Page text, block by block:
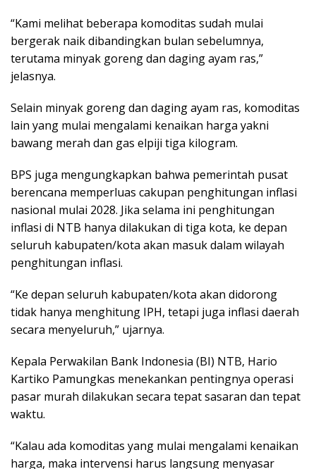
“Kami melihat beberapa komoditas sudah mulai
bergerak naik dibandingkan bulan sebelumnya,
terutama minyak goreng dan daging ayam ras,”
jelasnya.
Selain minyak goreng dan daging ayam ras, komoditas
lain yang mulai mengalami kenaikan harga yakni
bawang merah dan gas elpiji tiga kilogram.
BPS juga mengungkapkan bahwa pemerintah pusat
berencana memperluas cakupan penghitungan inflasi
nasional mulai 2028. Jika selama ini penghitungan
inflasi di NTB hanya dilakukan di tiga kota, ke depan
seluruh kabupaten/kota akan masuk dalam wilayah
penghitungan inflasi.
“Ke depan seluruh kabupaten/kota akan didorong
tidak hanya menghitung IPH, tetapi juga inflasi daerah
secara menyeluruh,” ujarnya.
Kepala Perwakilan Bank Indonesia (BI) NTB, Hario
Kartiko Pamungkas menekankan pentingnya operasi
pasar murah dilakukan secara tepat sasaran dan tepat
waktu.
“Kalau ada komoditas yang mulai mengalami kenaikan
harga, maka intervensi harus langsung menyasar